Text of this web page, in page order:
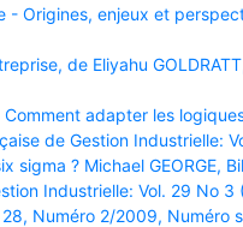
- Origines, enjeux et
de Eliyahu
Comment adapter les
de Gestion Industrielle:
sigma ? Michael GEORGE,
Industrielle: Vol. 29 No 3
28, Numéro 2/2009, Numéro